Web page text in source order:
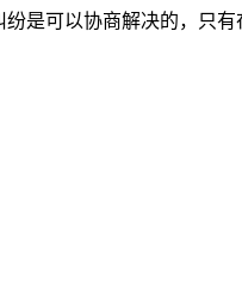
是可以协商解决的，只